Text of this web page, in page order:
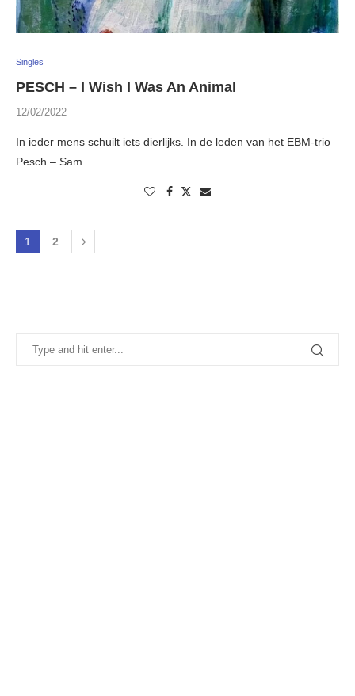
Singles
PESCH – I Wish I Was An Animal
12/02/2022
In ieder mens schuilt iets dierlijks. In de leden van het EBM-trio
Pesch – Sam …
1 2